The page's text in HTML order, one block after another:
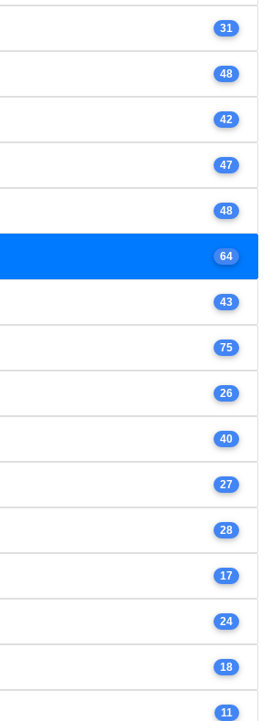
31
48
42
47
48
64
43
75
26
40
27
28
17
24
18
11